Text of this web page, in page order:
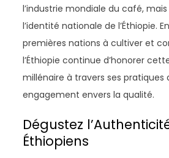
l’industrie mondiale du café,
l’identité nationale de l’Éthiopie.
premières nations à cultiver et
l’Éthiopie continue d’honorer
millénaire à travers ses pratiques
engagement envers la qualité.
Dégustez
Éthiopiens